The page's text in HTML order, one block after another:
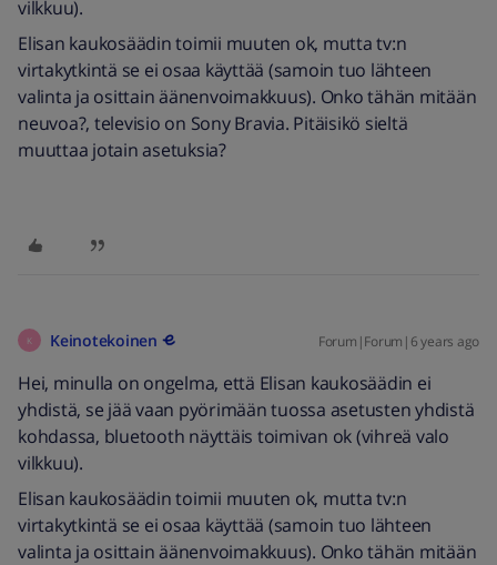
vilkkuu).
Elisan kaukosäädin toimii muuten ok, mutta tv:n
virtakytkintä se ei osaa käyttää (samoin tuo lähteen
valinta ja osittain äänenvoimakkuus). Onko tähän mitään
neuvoa?, televisio on Sony Bravia. Pitäisikö sieltä
muuttaa jotain asetuksia?
K Keinotekoinen Forum|Forum|6 years ago
Hei, minulla on ongelma, että Elisan kaukosäädin ei
yhdistä, se jää vaan pyörimään tuossa asetusten yhdistä
kohdassa, bluetooth näyttäis toimivan ok (vihreä valo
vilkkuu).
Elisan kaukosäädin toimii muuten ok, mutta tv:n
virtakytkintä se ei osaa käyttää (samoin tuo lähteen
valinta ja osittain äänenvoimakkuus). Onko tähän mitään